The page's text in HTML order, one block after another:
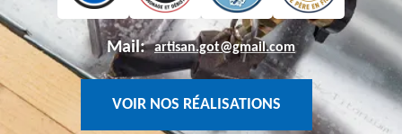
Mail: artisan.got@gmail.com
VOIR NOS RÉALISATIONS